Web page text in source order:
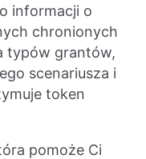
informacji o
chronionych
typów grantów,
scenariusza i
token
pomoże Ci